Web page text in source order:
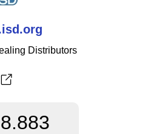
Distributors